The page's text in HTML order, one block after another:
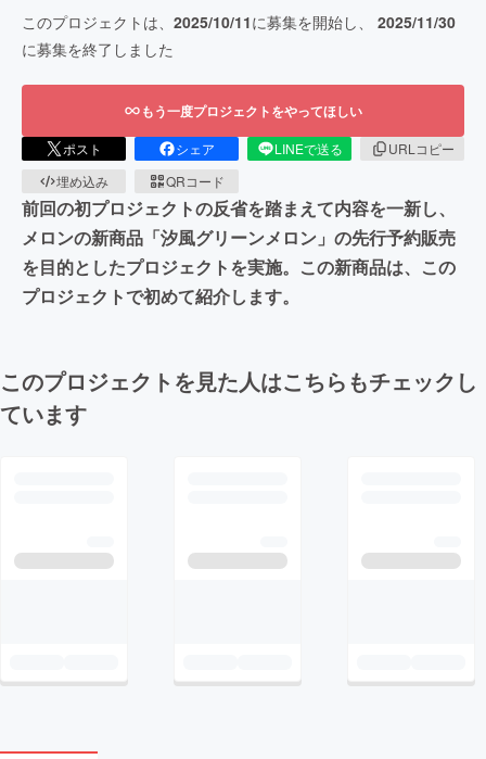
このプロジェクトは、 2025/10/11に募集を開始し、 2025/11/30
に募集を終了しました
もう一度プロジェクトをやってほしい
ポスト シェア LINEで送る
URLコピー
埋め込み
QRコード
前回の初プロジェクトの反省を踏まえて内容を一新し、
メロンの新商品「汐風グリーンメロン」の先行予約販売
を目的としたプロジェクトを実施。この新商品は、この
プロジェクトで初めて紹介します。
このプロジェクトを見た人はこちらもチェックし
ています